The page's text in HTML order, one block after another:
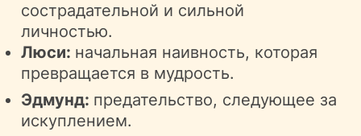
сострадательной и сильной
личностью.
Люси: начальная наивность, которая
превращается в мудрость.
Эдмунд: предательство, следующее за
искуплением.